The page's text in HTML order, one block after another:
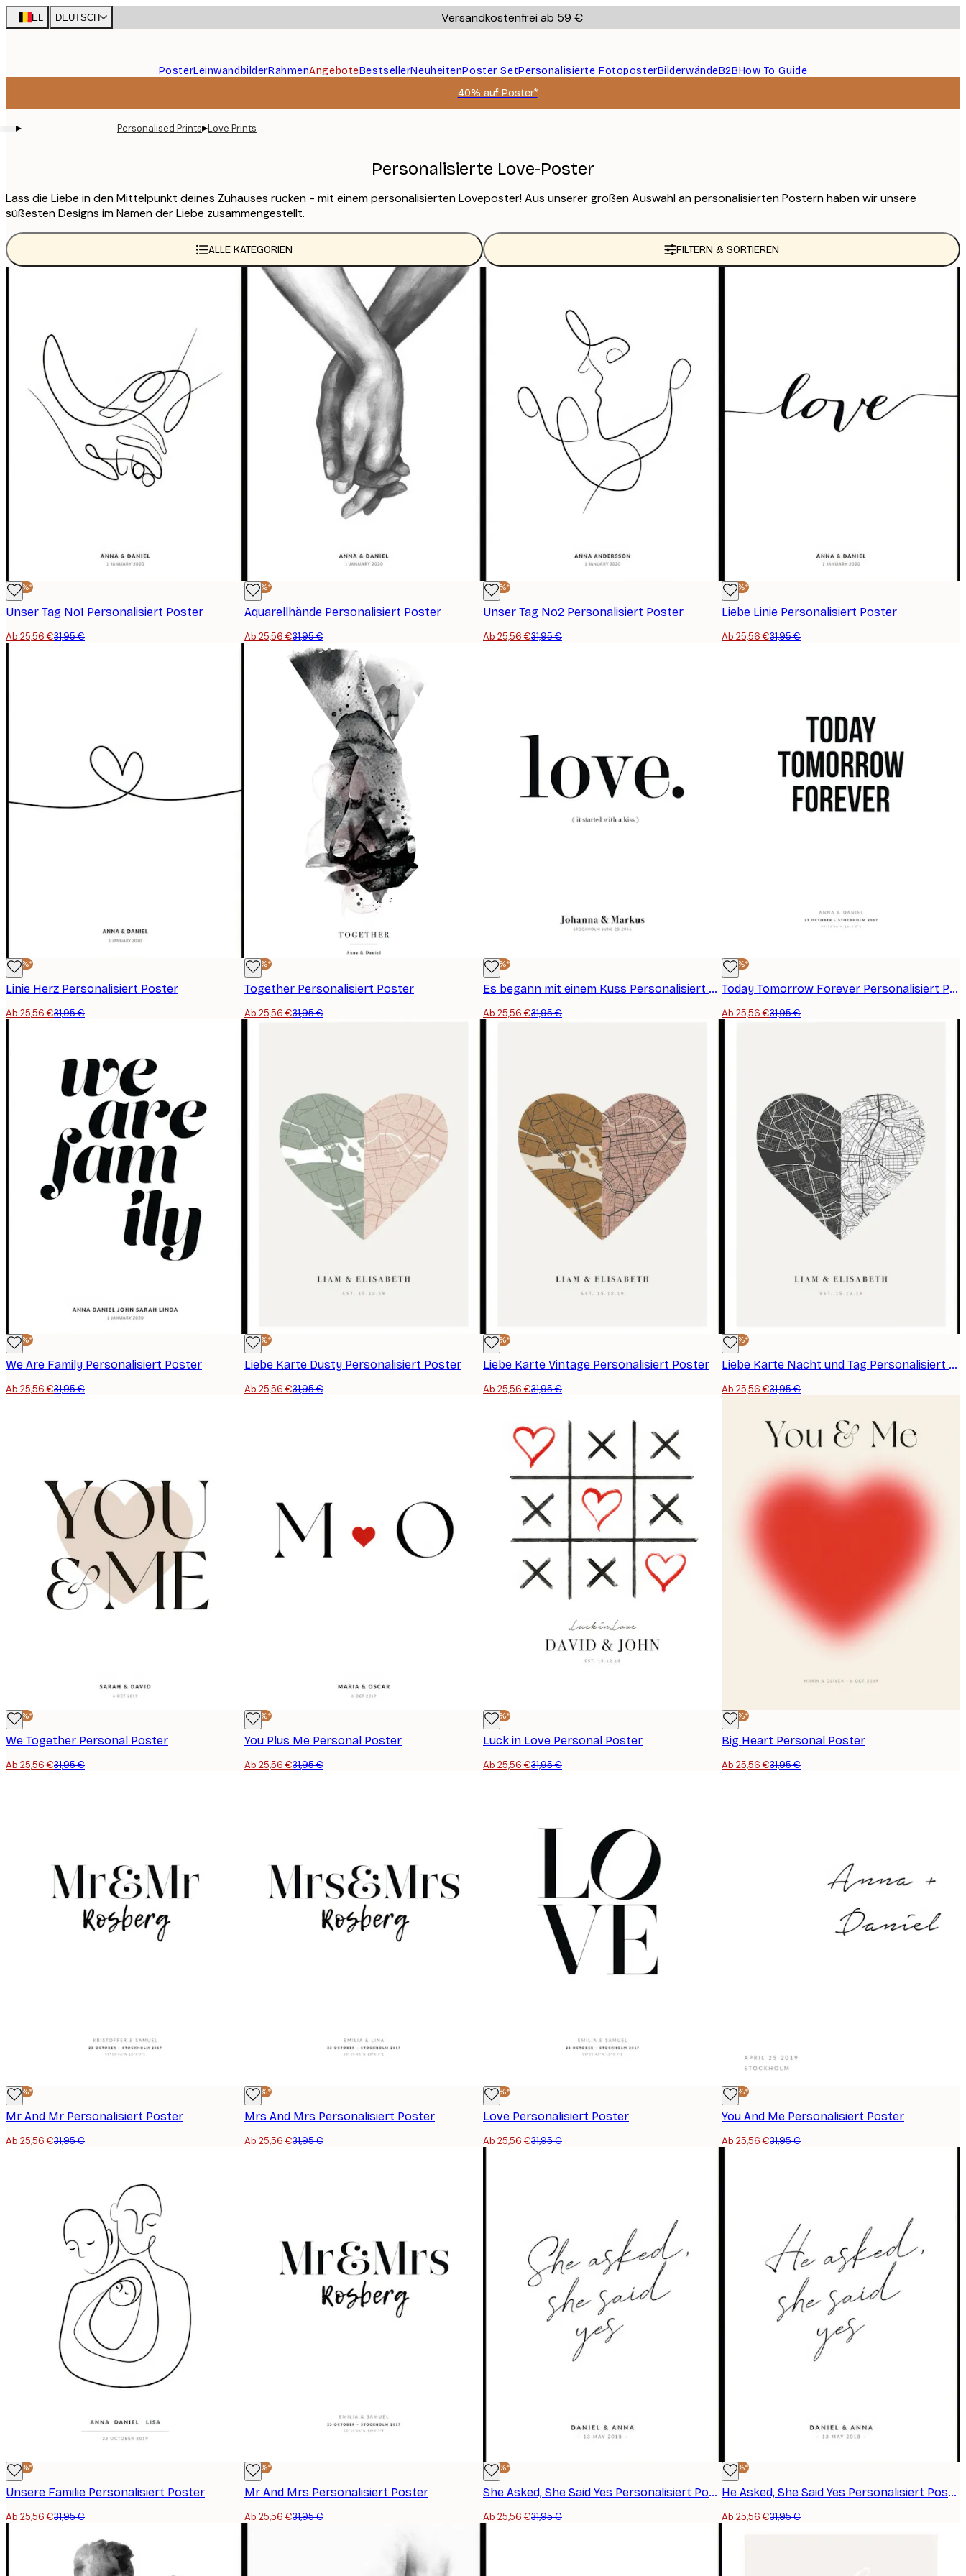
Skip
to
BEL DEUTSCH Versandkostenfrei ab 59 €
PosterLeinwandbilderRahmenAngeboteBestsellerNeuheitenPoster SetPersonalisierte FotoposterBilderwändeB2BHow To Guide
40% auf Poster*
▸ Personalised Prints▸Love Prints
Personalisierte Love-Poster
Lass die Liebe in den Mittelpunkt deines Zuhauses rücken - mit einem personalisierten Loveposter! Aus unserer großen Auswahl an personalisierten Postern haben wir unsere
süßesten Designs im Namen der Liebe zusammengestellt.
ALLE KATEGORIEN FILTERN & SORTIEREN
-20%*
Unser Tag No1 Personalisiert Poster
Ab 25,56 €31,95 €
-20%*
Aquarellhände Personalisiert Poster
Ab 25,56 €31,95 €
-20%*
Unser Tag No2 Personalisiert Poster
Ab 25,56 €31,95 €
-20%*
Liebe Linie Personalisiert Poster
Ab 25,56 €31,95 €
-20%*
Linie Herz Personalisiert Poster
Ab 25,56 €31,95 €
-20%*
Together Personalisiert Poster
Ab 25,56 €31,95 €
-20%*
Es begann mit einem Kuss Personalisiert Poster
Ab 25,56 €31,95 €
-20%*
Today Tomorrow Forever Personalisiert Poster
Ab 25,56 €31,95 €
-20%*
We Are Family Personalisiert Poster
Ab 25,56 €31,95 €
-20%*
Liebe Karte Dusty Personalisiert Poster
Ab 25,56 €31,95 €
-20%*
Liebe Karte Vintage Personalisiert Poster
Ab 25,56 €31,95 €
-20%*
Liebe Karte Nacht und Tag Personalisiert Poster
Ab 25,56 €31,95 €
-20%*
We Together Personal Poster
Ab 25,56 €31,95 €
-20%*
You Plus Me Personal Poster
Ab 25,56 €31,95 €
-20%*
Luck in Love Personal Poster
Ab 25,56 €31,95 €
-20%*
Big Heart Personal Poster
Ab 25,56 €31,95 €
-20%*
Mr And Mr Personalisiert Poster
Ab 25,56 €31,95 €
-20%*
Mrs And Mrs Personalisiert Poster
Ab 25,56 €31,95 €
-20%*
Love Personalisiert Poster
Ab 25,56 €31,95 €
-20%*
You And Me Personalisiert Poster
Ab 25,56 €31,95 €
-20%*
Unsere Familie Personalisiert Poster
Ab 25,56 €31,95 €
-20%*
Mr And Mrs Personalisiert Poster
Ab 25,56 €31,95 €
-20%*
She Asked, She Said Yes Personalisiert Poster
Ab 25,56 €31,95 €
-20%*
He Asked, She Said Yes Personalisiert Poster
Ab 25,56 €31,95 €